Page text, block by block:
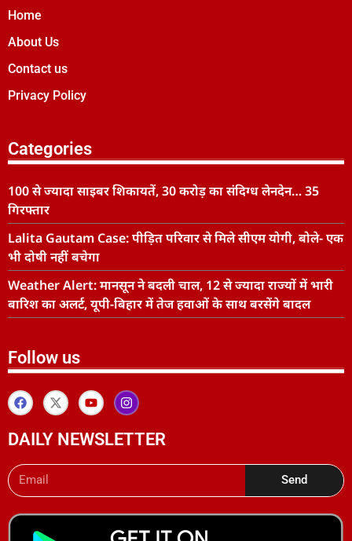
Home
About Us
Contact us
Privacy Policy
Categories
100 से ज्यादा साइबर शिकायतें, 30 करोड़ का संदिग्ध लेनदेन… 35
गिरफ्तार
Lalita Gautam Case: पीड़ित परिवार से मिले सीएम योगी, बोले- एक
भी दोषी नहीं बचेगा
Weather Alert: मानसून ने बदली चाल, 12 से ज्यादा राज्यों में भारी
बारिश का अलर्ट, यूपी-बिहार में तेज हवाओं के साथ बरसेंगे बादल
Follow us
DAILY NEWSLETTER
Send